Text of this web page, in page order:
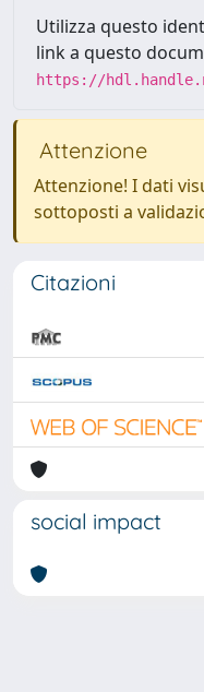
Utilizza questo
link a questo
https://
Attenzione
Attenzione! I dati
sottoposti a
Citazioni
social impact